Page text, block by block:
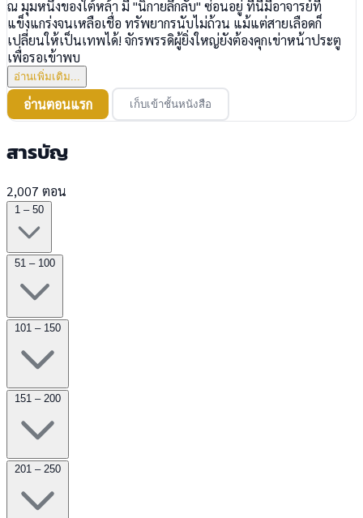
ณ มุมหนึ่งของใต้หล้า มี "นิกายลึกลับ" ซ่อนอยู่ ที่นี่มีอาจารย์ที่
แข็งแกร่งจนเหลือเชื่อ ทรัพยากรนับไม่ถ้วน แม้แต่สายเลือดก็
เปลี่ยนให้เป็นเทพได้! จักรพรรดิผู้ยิ่งใหญ่ยังต้องคุกเข่าหน้าประตู
เพื่อรอเข้าพบ
อ่านเพิ่มเติม...
อ่านตอนแรก เก็บเข้าชั้นหนังสือ
สารบัญ
2,007 ตอน
1 – 50
51 – 100
101 – 150
151 – 200
201 – 250